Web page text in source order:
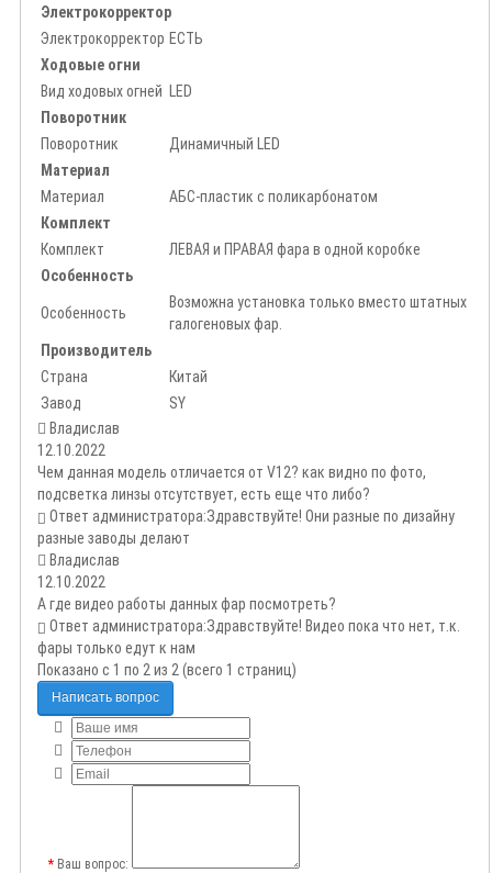
Электрокорректор
Электрокорректор ЕСТЬ
Ходовые огни
Вид ходовых огней LED
Поворотник
Поворотник
Динамичный LED
Материал
Материал
АБС-пластик с поликарбонатом
Комплект
Комплект
ЛЕВАЯ и ПРАВАЯ фара в одной коробке
Особенность
Особенность
Возможна установка только вместо штатных
галогеновых фар.
Производитель
Страна
Китай
Завод
SY
Владислав
12.10.2022
Чем данная модель отличается от V12? как видно по фото,
подсветка линзы отсутствует, есть еще что либо?
Ответ администратора:Здравствуйте! Они разные по дизайну
разные заводы делают
Владислав
12.10.2022
А где видео работы данных фар посмотреть?
Ответ администратора:Здравствуйте! Видео пока что нет, т.к.
фары только едут к нам
Показано с 1 по 2 из 2 (всего 1 страниц)
Написать вопрос
Ваш вопрос: